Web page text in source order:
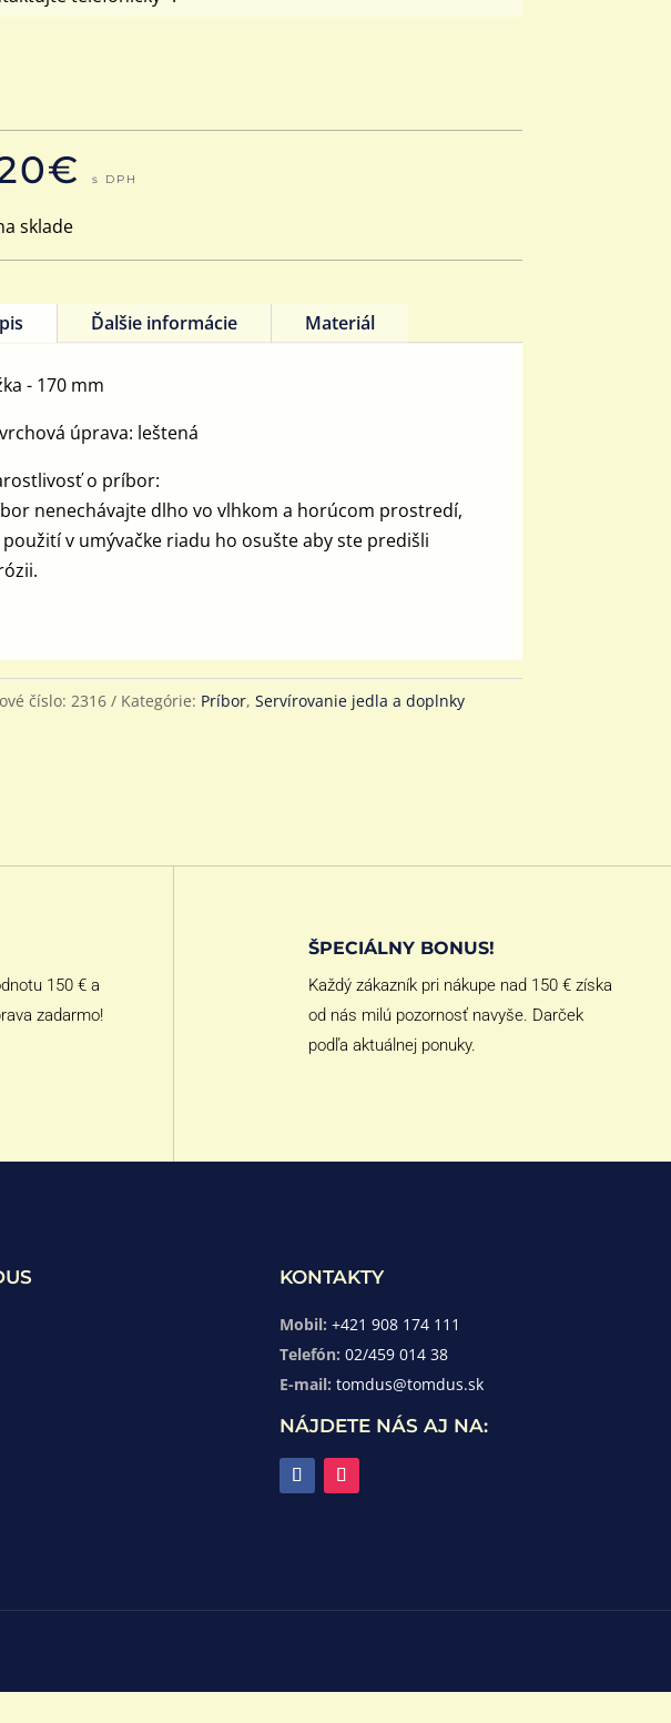
€ s DPH
sklade
Ďalšie informácie Materiál
- 170 mm
úprava: leštená
o príbor:
nenechávajte dlho vo vlhkom a horúcom prostredí,
v umývačke riadu ho osušte aby ste predišli
číslo: 2316 Kategórie: Príbor,Servírovanie jedla a doplnky
150 € a
zadarmo!
ŠPECIÁLNY BONUS!
Každý zákazník pri nákupe nad 150 € získa
od nás milú pozornosť navyše. Darček
podľa aktuálnej ponuky.
KONTAKTY
Mobil: +421 908 174 111
Telefón: 02/459 014 38
E-mail: tomdus@tomdus.sk
NÁJDETE NÁS AJ NA: